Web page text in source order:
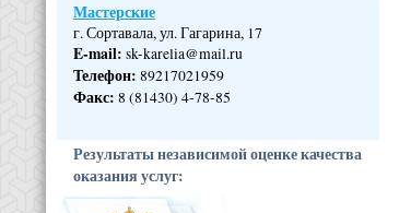
Мастерские
г. Сортавала, ул. Гагарина, 17
E-mail: sk-karelia@mail.ru
Телефон: 89217021959
Факс: 8 (81430) 4-78-85
Результаты независимой оценке качества
оказания услуг: